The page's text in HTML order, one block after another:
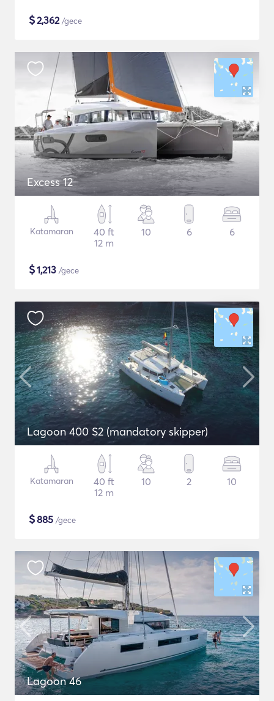
$2,362/gece
Excess 12
Katamaran
40 ft
12 m
10 6 6
$1,213 /gece
Lagoon 400 S2 (mandatory skipper)
Katamaran
40 ft
12 m
10 2 10
$885 /gece
Lagoon 46